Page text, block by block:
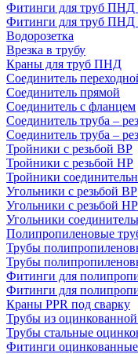
Фитинги для труб ПНД
Фитинги для труб ПНД
Водорозетка
Врезка в трубу
Краны для труб ПНД
Соединитель
Соединитель прямой
Соединитель с фланцем
Соединитель труба –
Соединитель труба –
Тройники с резьбой ВР
Тройники с резьбой НР
Тройники
Угольники с резьбой ВР
Угольники с резьбой НР
Угольники
Полипропиленовые
Трубы
Трубы
Фитинги для
Фитинги для
Краны PPR под сварку
Трубы из
Трубы стальные
Фитинги оцинкованные